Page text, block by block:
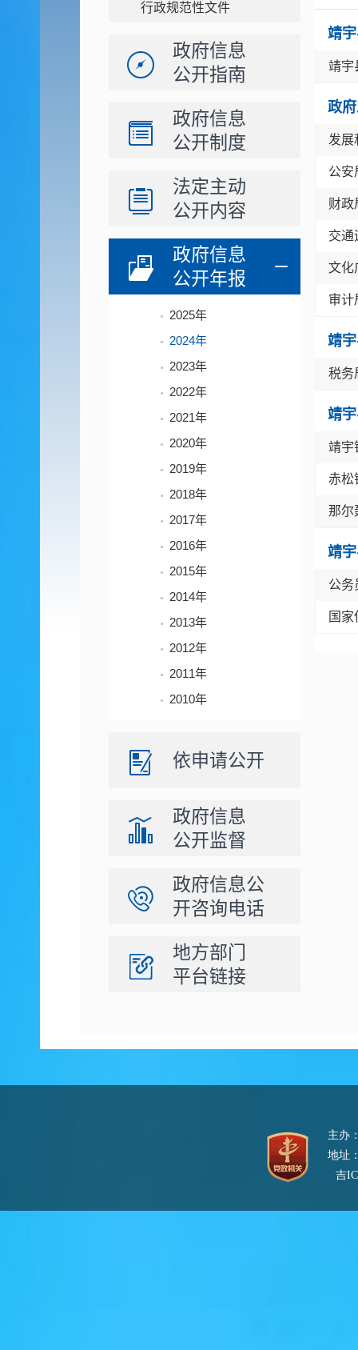
行政规范性文件
政府信息
公开指南
政府信息
公开制度
法定主动
公开内容
政府信息
公开年报
2025年
2024年
2023年
2022年
2021年
2020年
2019年
2018年
2017年
2016年
2015年
2014年
2013年
2012年
2011年
2010年
依申请公开
政府信息
公开监督
政府信息公
开咨询电话
地方部门
平台链接
靖
靖宇
政
发展
公安
财政
交通
文化
审计
靖
税务
靖
靖宇
赤松
那尔
靖
公务
国家